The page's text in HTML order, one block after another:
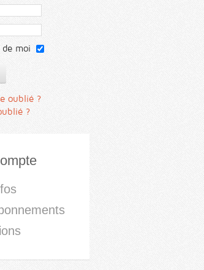
de moi
oublié ?
?